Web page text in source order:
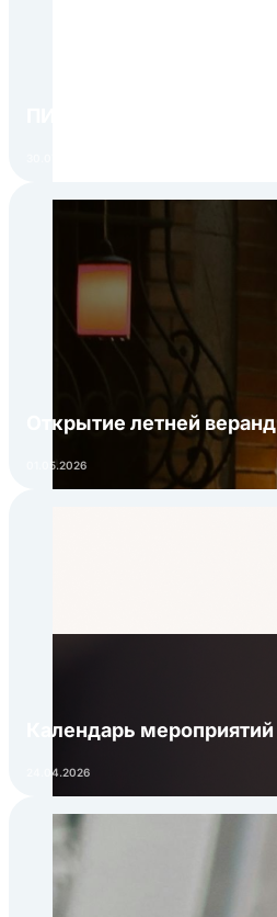
Открытие летней
01.05.2026
Календарь
24.04.2026